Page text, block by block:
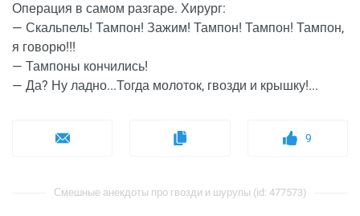
Операция в самом разгаре. Хирург:
— Скальпель! Тампон! Зажим! Тампон! Тампон! Тампон,
я говорю!!!
— Тампоны кончились!
— Да? Ну ладно...Тогда молоток, гвозди и крышку!...
9
Смешные анекдоты про гвозди и шурупы (id: 477573)